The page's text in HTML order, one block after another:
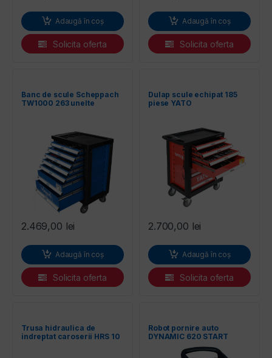
Adaugă în coș
Solicita oferta
Adaugă în coș
Solicita oferta
Banc de scule Scheppach
TW1000 263 unelte
2.469,00 lei
Adaugă în coș
Solicita oferta
Dulap scule echipat 185
piese YATO
2.700,00 lei
Adaugă în coș
Solicita oferta
Trusa hidraulica de
indreptat caroserii HRS 10
Robot pornire auto
DYNAMIC 620 START